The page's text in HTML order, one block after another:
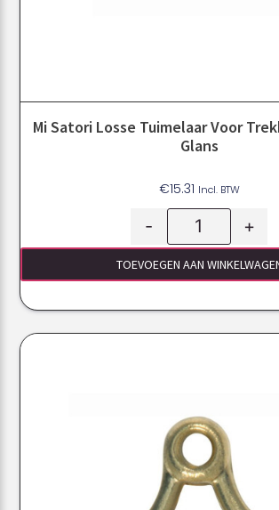
Mi Satori Losse Tuimelaar Voor
Glans
€15.31 Incl. BTW
- +
TOEVOEGEN AAN